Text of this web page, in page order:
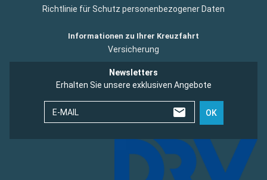
Richtlinie für Schutz personenbezogener Daten
Informationen zu Ihrer Kreuzfahrt
Versicherung
Newsletters
Erhalten Sie unsere exklusiven Angebote
E-MAIL OK